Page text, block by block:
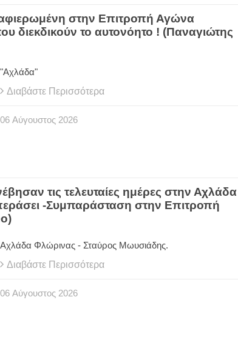
στην Επιτροπή Αγώνα
διεκδικούν το αυτονόητο ! (Παναγιώτης
"Αχλάδα"
Διαβάστε Περισσότερα
06 Αύγουστος 2026
τις τελευταίες ημέρες στην Αχλάδα
-Συμπαράσταση στην Επιτροπή
Αχλάδα Φλώρινας - Σταύρος Μωυσιάδης.
Διαβάστε Περισσότερα
06 Αύγουστος 2026